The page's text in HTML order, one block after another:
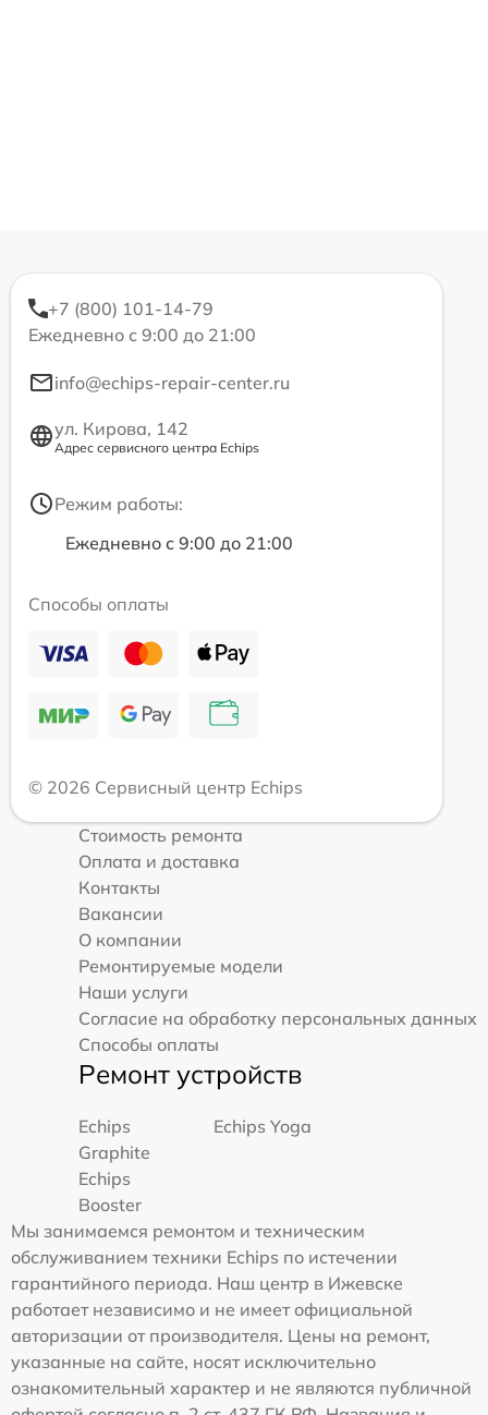
+7 (800) 101-14-79
Ежедневно с 9:00 до 21:00
info@echips-repair-center.ru
ул. Кирова, 142
Адрес сервисного центра Echips
Режим работы:
Ежедневно с 9:00 до 21:00
Способы оплаты
© 2026 Сервисный центр Echips
Стоимость ремонта
Оплата и доставка
Контакты
Вакансии
О компании
Ремонтируемые модели
Наши услуги
Согласие на обработку персональных данных
Способы оплаты
Ремонт устройств
Echips
Graphite
Echips Yoga
Echips
Booster
Мы занимаемся ремонтом и техническим
обслуживанием техники Echips по истечении
гарантийного периода. Наш центр в Ижевске
работает независимо и не имеет официальной
авторизации от производителя. Цены на ремонт,
указанные на сайте, носят исключительно
ознакомительный характер и не являются публичной